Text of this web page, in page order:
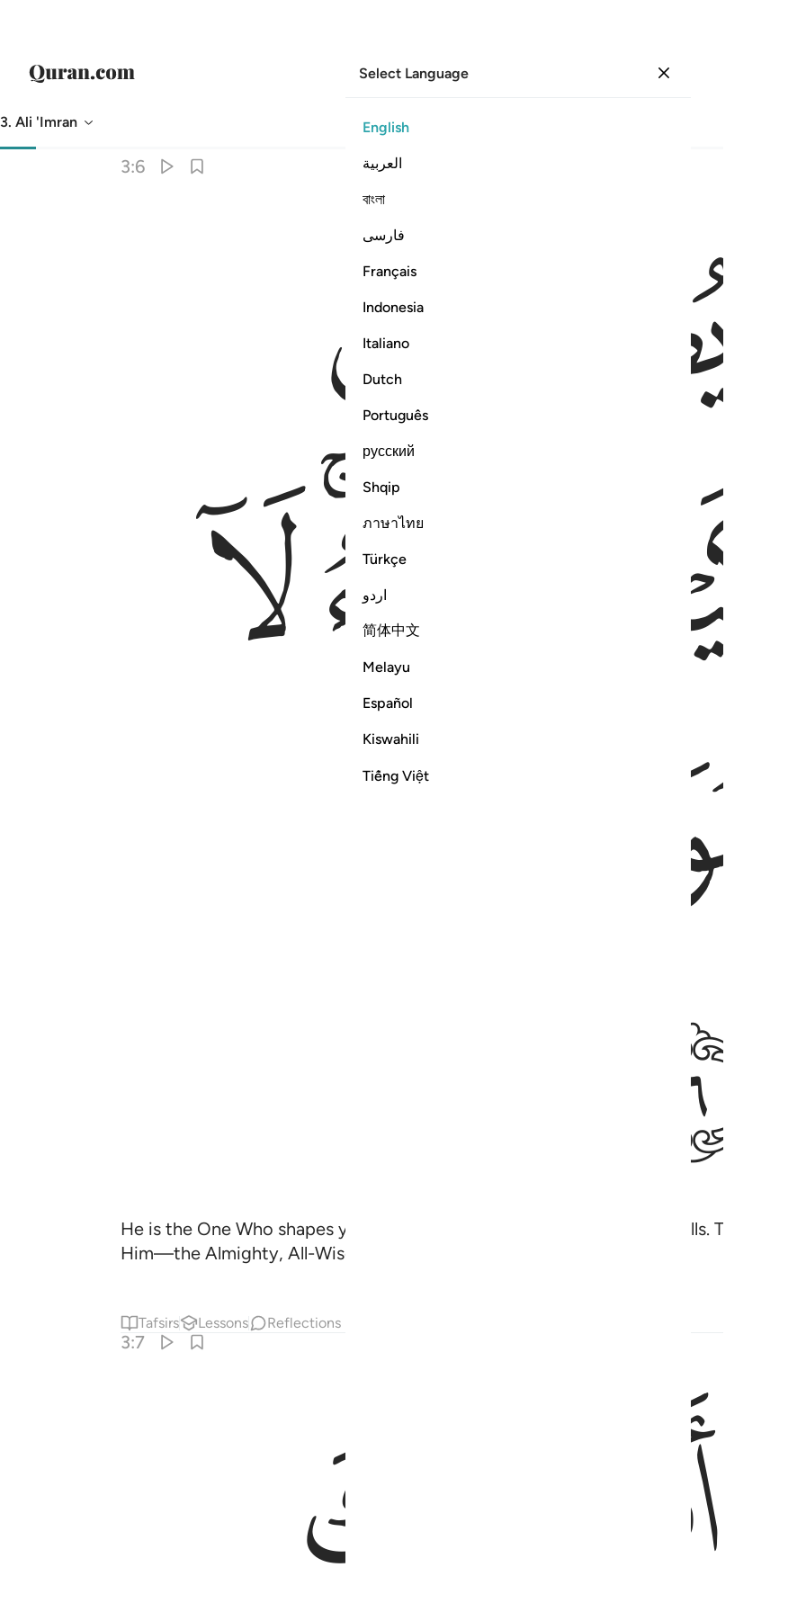
Select Language
English
العربية
বাংলা
فارسی
Français
Indonesia
Italiano
Dutch
Português
русский
Shqip
ภาษาไทย
Türkçe
اردو
简体中文
Melayu
Español
Kiswahili
Tiếng Việt
3. Ali 'Imran
3:6
ﱺﱻ
ﱽ
ﱾﱿﲀ
ﲃ
ﲄ
ﲆ
He is the One Who shapes you in the wombs of your mothers as He wills. There is
Him—the Almighty, All-Wise.
Tafsirs Lessons Reflections
3:7
واخر متشابهات فاما الذين في قلوبهم زيغ فيتبعون ما تشابه منه ابتغاء الفتنة وابتغاء تاويله وما يعلم تاويله الا الله والراسخون في
مُّحْكَمَـٰتٌ هُنَّ أُمُّ ٱلْكِتَـٰبِ وَأُخَرُ مُتَشَـٰبِهَـٰتٌۭ ۖ فَأَمَّا ٱلَّذِينَ فِى قُلُوبِهِمْ زَيْغٌۭ فَيَتَّبِعُونَ مَا تَشَـٰبَهَ مِنْهُ ٱبْتِغَآءَ
ﲉ ﲊ